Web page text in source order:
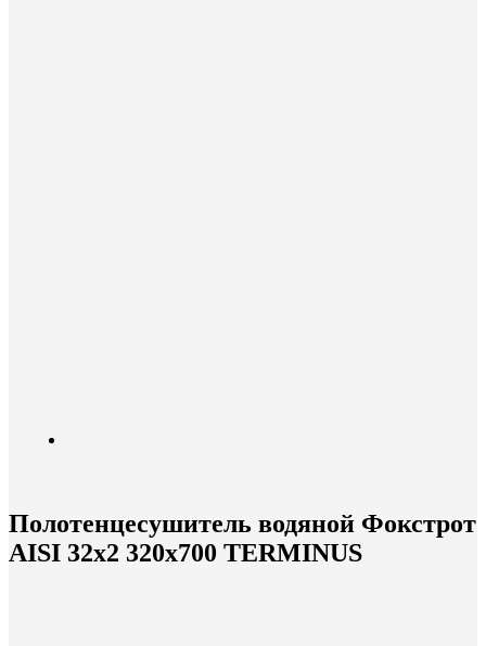
Полотенцесушитель водяной Фокстрот
AISI 32х2 320х700 TERMINUS